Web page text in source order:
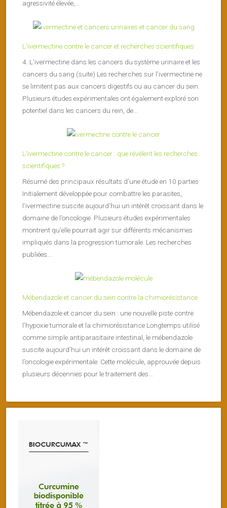
agressivité élevée,...
L’ivermectine contre le cancer et recherches scientifiques
4. L’ivermectine dans les cancers du système urinaire et les
cancers du sang (suite) Les recherches sur l’ivermectine ne
se limitent pas aux cancers digestifs ou au cancer du sein.
Plusieurs études expérimentales ont également exploré son
potentiel dans les cancers du rein, de...
L’ivermectine contre le cancer : que révèlent les recherches
scientifiques ?
Résumé des principaux résultats d’une étude en 10 parties
Initialement développée pour combattre les parasites,
l’ivermectine suscite aujourd’hui un intérêt croissant dans le
domaine de l’oncologie. Plusieurs études expérimentales
montrent qu’elle pourrait agir sur différents mécanismes
impliqués dans la progression tumorale. Les recherches
publiées...
Mébendazole et cancer du sein contre la chimiorésistance
Mébendazole et cancer du sein : une nouvelle piste contre
l’hypoxie tumorale et la chimiorésistance Longtemps utilisé
comme simple antiparasitaire intestinal, le mébendazole
suscite aujourd’hui un intérêt croissant dans le domaine de
l’oncologie expérimentale. Cette molécule, approuvée depuis
plusieurs décennies pour le traitement des...